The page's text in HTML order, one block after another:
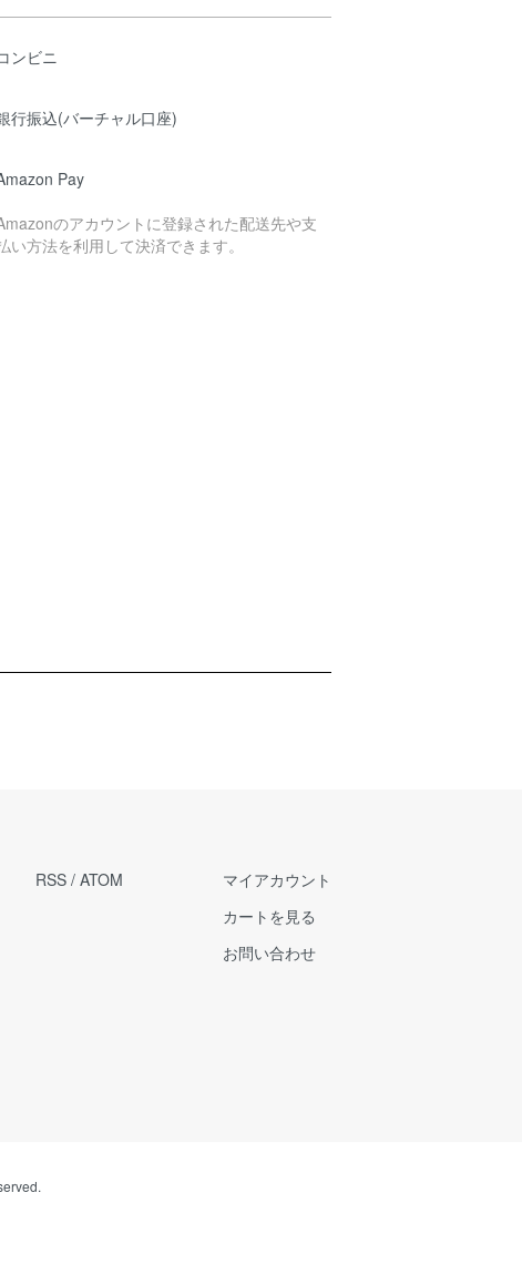
ンビニ
行振込(バーチャル口座)
Pay
のアカウントに登録された配送先や支
い方法を利用して決済できます。
RSS / ATOM
マイアカウント
カートを見る
お問い合わせ